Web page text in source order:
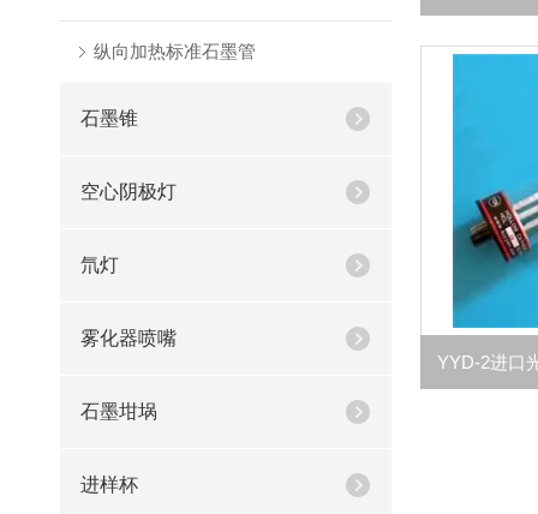
纵向加热标准石墨管
石墨锥
空心阴极灯
氘灯
雾化器喷嘴
石墨坩埚
进样杯